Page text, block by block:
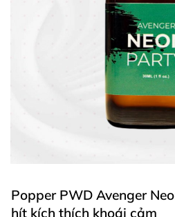
Popper PWD Avenger
hít kích thích khoái cảm